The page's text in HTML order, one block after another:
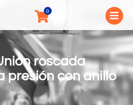
roscada
presión con anillo